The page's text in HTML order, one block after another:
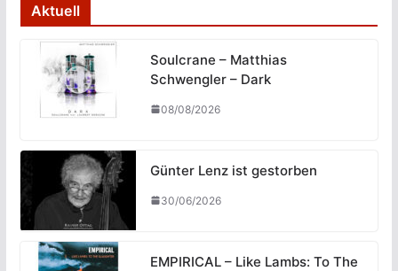
Aktuell
Soulcrane – Matthias
Schwengler – Dark
08/08/2026
Günter Lenz ist gestorben
30/06/2026
EMPIRICAL – Like Lambs: To The